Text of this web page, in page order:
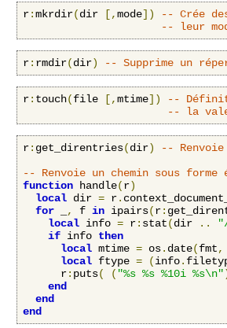
r:mkrdir(dir [,mode])
-- Crée
-- leur
r: rmdir(dir) -- Supprime un
r: touch(file [,mtime])
--
-- la
r: get_direntries(dir)
--
-- Renvoie un chemin sous
function handle(r)
local dir = r.
for
, f in ipairs(r:
local info = r: stat(dir ..
if info then
local mtime = os. date(fmt,
local ftype = (info.
      r
: puts( ( "%s %s %10i %s\n"
end
end
end